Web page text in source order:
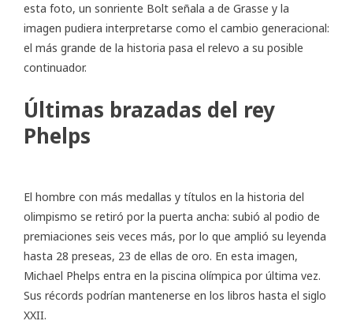
esta foto, un sonriente Bolt señala a de Grasse y la
imagen pudiera interpretarse como el cambio generacional:
el más grande de la historia pasa el relevo a su posible
continuador.
Últimas brazadas del rey
Phelps
El hombre con más medallas y títulos en la historia del
olimpismo se retiró por la puerta ancha: subió al podio de
premiaciones seis veces más, por lo que amplió su leyenda
hasta 28 preseas, 23 de ellas de oro. En esta imagen,
Michael Phelps entra en la piscina olímpica por última vez.
Sus récords podrían mantenerse en los libros hasta el siglo
XXII.